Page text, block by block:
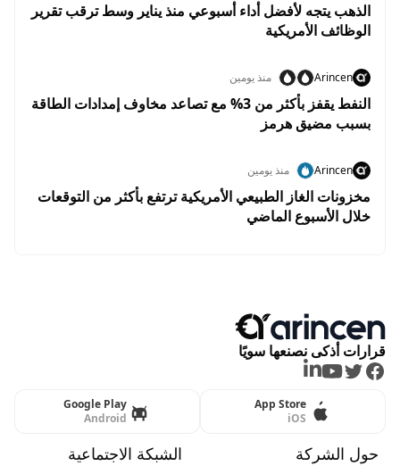
الذهب يتجه لأفضل أداء أسبوعي منذ يناير وسط ترقب تقرير
الوظائف الأمريكية
Arincen منذ يومين
النفط يقفز بأكثر من 3% مع تصاعد مخاوف إمدادات الطاقة
بسبب مضيق هرمز
Arincen منذ يومين
مخزونات الغاز الطبيعي الأمريكية ترتفع بأكثر من التوقعات
خلال الأسبوع الماضي
قرارات أذكى نصنعها سويًا
Facebook
Twitter
Youtube
LinkedIn
App Store
iOS
Google Play
Android
حول الشركة الشبكة الاجتماعية